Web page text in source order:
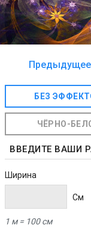
Предыдущее
БЕЗ
ЧЁРНО-
ВВЕДИТЕ ВАШИ
Ширина
Cм
1 м = 100 см